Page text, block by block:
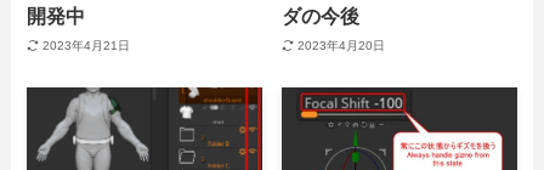
開発中
2023年4月21日
ダの今後
2023年4月20日